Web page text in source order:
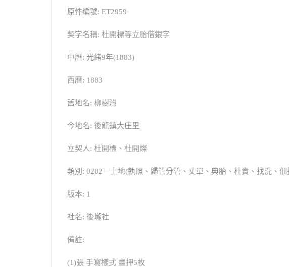
原件編號: ET2959
契字名稱: 杜開標等立胎借銀字
中曆: 光緒9年(1883)
西曆: 1883
舊地名: 柳樹灣
今地名: 後龍鎮大庄里
立契人: 杜開標、杜開燦
類別: 0202－土地(執照、歸管分管、丈單、典胎、杜賣、找洗、
版本: 1
社名: 後壠社
備註:
(1)張 手寫樣式 畫押5枚